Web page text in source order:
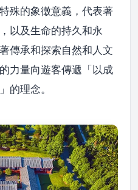
殊的象徵意義，代表著
以及生命的持久和永
傳承和探索自然和人文
力量向遊客傳遞「以成
的理念。